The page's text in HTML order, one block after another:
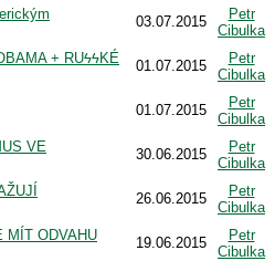
03.07.2015
Petr
Cibulka
+ RUϟϟKÉ
01.07.2015
Petr
Cibulka
01.07.2015
Petr
Cibulka
VE
30.06.2015
Petr
Cibulka
26.06.2015
Petr
Cibulka
MÍT ODVAHU
19.06.2015
Petr
Cibulka